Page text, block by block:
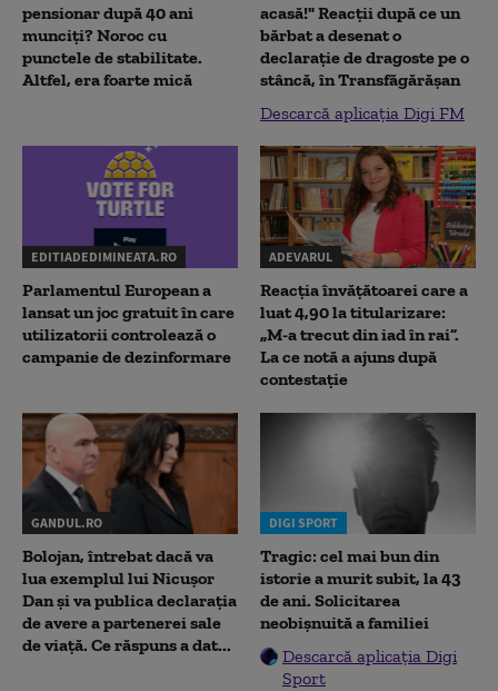
pensionar după 40 ani
munciți? Noroc cu
punctele de stabilitate.
Altfel, era foarte mică
acasă!" Reacţii după ce un
bărbat a desenat o
declaraţie de dragoste pe o
stâncă, în Transfăgărăşan
Descarcă aplicația Digi FM
EDITIADEDIMINEATA.RO
Parlamentul European a
lansat un joc gratuit în care
utilizatorii controlează o
campanie de dezinformare
ADEVARUL
Reacția învățătoarei care a
luat 4,90 la titularizare:
„M-a trecut din iad în rai”.
La ce notă a ajuns după
contestație
GANDUL.RO
Bolojan, întrebat dacă va
lua exemplul lui Nicușor
Dan și va publica declarația
de avere a partenerei sale
de viață. Ce răspuns a dat...
DIGI SPORT
Tragic: cel mai bun din
istorie a murit subit, la 43
de ani. Solicitarea
neobișnuită a familiei
Descarcă aplicația Digi
Sport